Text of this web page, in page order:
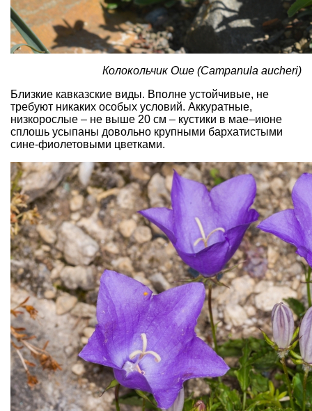
Колокольчик Оше (Campanula аucheri)
Близкие кавказские виды. Вполне устойчивые, не
требуют никаких особых условий. Аккуратные,
низкорослые – не выше 20 см – кустики в мае–июне
сплошь усыпаны довольно крупными бархатистыми
сине-фиолетовыми цветками.